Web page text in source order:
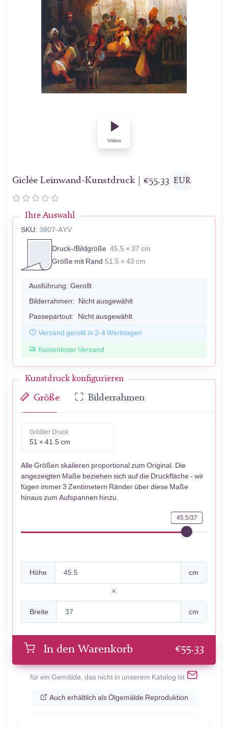
Video
Giclée Leinwand-Kunstdruck | €55.33 EUR
Ihre Auswahl
SKU: 3807-AYV
Druck-/Bildgröße 45.5 × 37 cm
Größe mit Rand 51.5 × 43 cm
Ausführung: Gerollt
Bilderrahmen: Nicht ausgewählt
Passepartout: Nicht ausgewählt
Versand gerollt in 2-4 Werktagen
Kostenloser Versand
Kunstdruck konfigurieren
Größe Bilderrahmen
Größter Druck
51 × 41.5 cm
Alle Größen skalieren proportional zum Original. Die
angezeigten Maße beziehen sich auf die Druckfläche - wir
fügen immer 3 Zentimetern Ränder über diese Maße
hinaus zum Aufspannen hinzu.
45.5/37
Höhe cm
Breite cm
In den Warenkorb €55.33
für ein Gemälde, das nicht in unserem Katalog ist
Auch erhältlich als Ölgemälde Reproduktion